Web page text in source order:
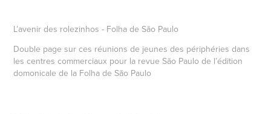
L’avenir des rolezinhos - Folha de São Paulo
Double page sur ces réunions de jeunes des périphéries dans
les centres commerciaux pour la revue São Paulo de l’édition
domonicale de la Folha de São Paulo